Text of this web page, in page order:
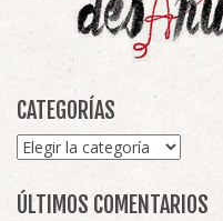
CATEGORÍAS
Categorías
ÚLTIMOS COMENTARIOS